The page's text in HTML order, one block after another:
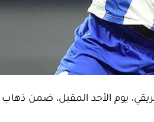
يوم الأحد المقبل، ضمن ذهاب